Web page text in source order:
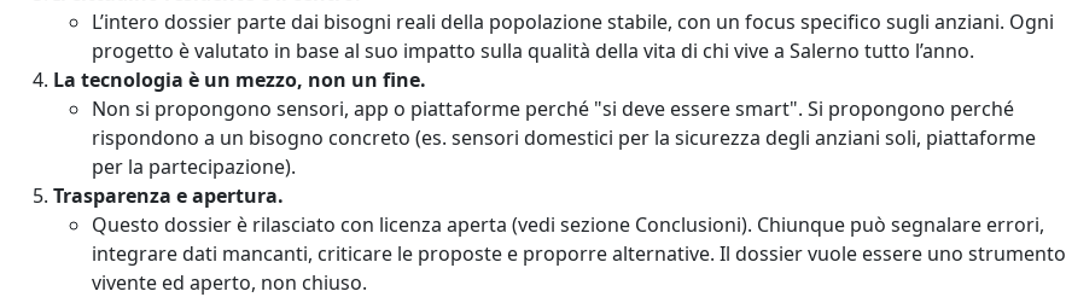
L’intero dossier parte dai bisogni reali della popolazione stabile, con un focus specifico sugli anziani. Ogni
progetto è valutato in base al suo impatto sulla qualità della vita di chi vive a Salerno tutto l’anno.
La tecnologia è un mezzo, non un fine.
Non si propongono sensori, app o piattaforme perché "si deve essere smart". Si propongono perché
rispondono a un bisogno concreto (es. sensori domestici per la sicurezza degli anziani soli, piattaforme
per la partecipazione).
Trasparenza e apertura.
Questo dossier è rilasciato con licenza aperta (vedi sezione Conclusioni). Chiunque può segnalare errori,
integrare dati mancanti, criticare le proposte e proporre alternative. Il dossier vuole essere uno strumento
vivente ed aperto, non chiuso.